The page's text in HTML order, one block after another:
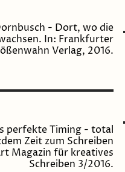
- Dort, wo die
In: Frankfurter
Verlag, 2016.
perfekte Timing - total
Zeit zum Schreiben
Magazin für kreatives
Schreiben 3/2016.